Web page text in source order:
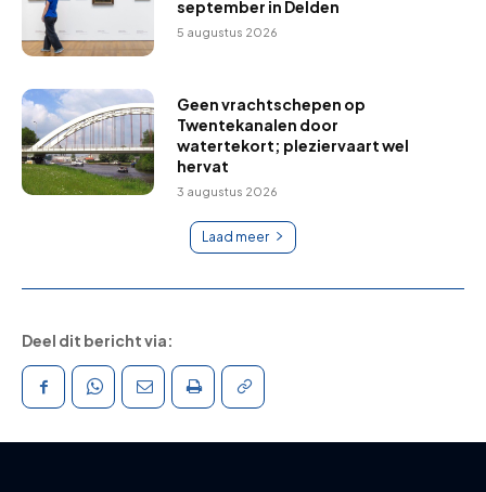
september in Delden
5 augustus 2026
Geen vrachtschepen op
Twentekanalen door
watertekort; pleziervaart wel
hervat
3 augustus 2026
Laad meer
Deel dit bericht via: